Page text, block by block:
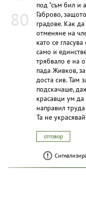
80
под "съм бил и
Габрово,
градове. Как
отменяне на
като се
само и
трябвало е на
пада Живков,
доста сив. Там
подскачаше,
красавци ум
направил
Та не
отговор